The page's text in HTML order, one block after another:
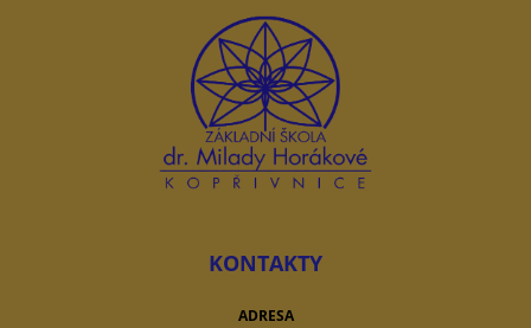
KONTAKTY
ADRESA